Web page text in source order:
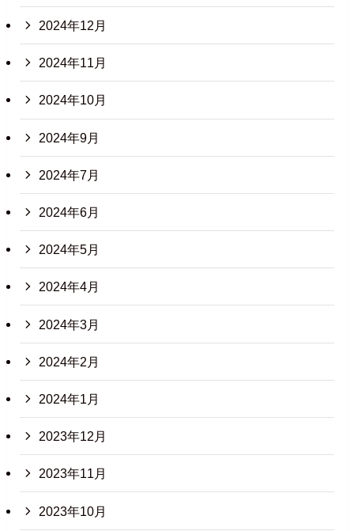
2024年12月
2024年11月
2024年10月
2024年9月
2024年7月
2024年6月
2024年5月
2024年4月
2024年3月
2024年2月
2024年1月
2023年12月
2023年11月
2023年10月